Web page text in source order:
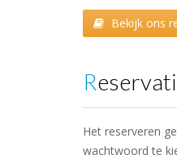
Bekijk ons
Het reserveren
wachtwoord te